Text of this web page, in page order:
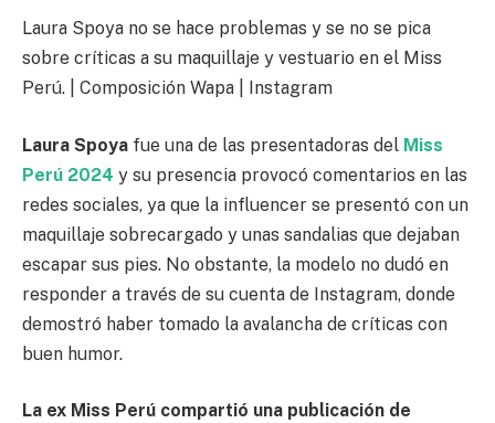
Laura Spoya no se hace problemas y se no se pica
sobre críticas a su maquillaje y vestuario en el Miss
Perú. | Composición Wapa | Instagram
Laura Spoya fue una de las presentadoras del Miss
Perú 2024 y su presencia provocó comentarios en las
redes sociales, ya que la influencer se presentó con un
maquillaje sobrecargado y unas sandalias que dejaban
escapar sus pies. No obstante, la modelo no dudó en
responder a través de su cuenta de Instagram, donde
demostró haber tomado la avalancha de críticas con
buen humor.
La ex Miss Perú compartió una publicación de